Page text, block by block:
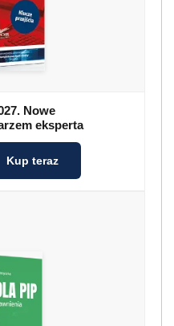
Nowe
eksperta
Kup teraz